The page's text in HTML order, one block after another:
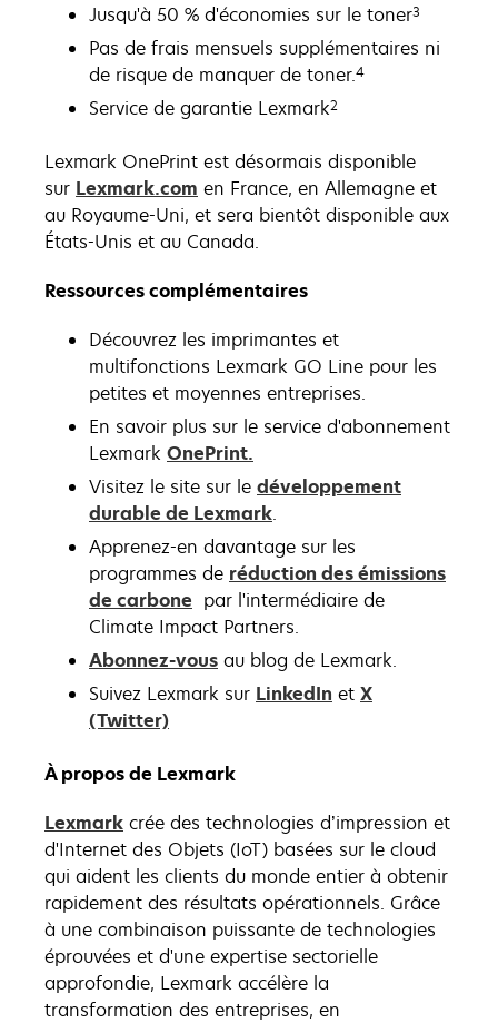
Jusqu'à 50 % d'économies sur le toner3
Pas de frais mensuels supplémentaires ni
de risque de manquer de toner.4
Service de garantie Lexmark2
Lexmark OnePrint est désormais disponible
sur Lexmark.com en France, en Allemagne et
au Royaume-Uni, et sera bientôt disponible aux
États-Unis et au Canada.
Ressources complémentaires
Découvrez les imprimantes et
multifonctions Lexmark GO Line pour les
petites et moyennes entreprises.
En savoir plus sur le service d'abonnement
Lexmark OnePrint.
Visitez le site sur le développement
durable de Lexmark.
Apprenez-en davantage sur les
programmes de réduction des émissions
de carbone s’ouvre
dans
un
onglet
par l'intermédiaire de
Climate Impact Partners.
Abonnez-vous au blog de Lexmark.
Suivez Lexmark sur LinkedIn s’ouvre
et X
(Twitter)s’ouvre
un
onglet
À propos de Lexmark
Lexmark crée des technologies d’impression et
d'Internet des Objets (IoT) basées sur le cloud
qui aident les clients du monde entier à obtenir
rapidement des résultats opérationnels. Grâce
à une combinaison puissante de technologies
éprouvées et d'une expertise sectorielle
approfondie, Lexmark accélère la
transformation des entreprises, en